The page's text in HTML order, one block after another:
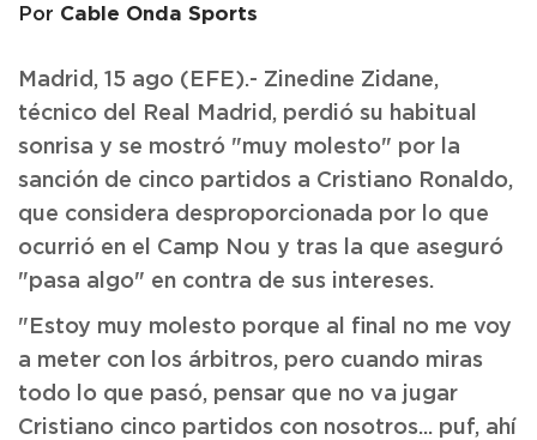
Por Cable Onda Sports
Madrid, 15 ago (EFE).- Zinedine Zidane,
técnico del Real Madrid, perdió su habitual
sonrisa y se mostró "muy molesto" por la
sanción de cinco partidos a Cristiano Ronaldo,
que considera desproporcionada por lo que
ocurrió en el Camp Nou y tras la que aseguró
"pasa algo" en contra de sus intereses.
"Estoy muy molesto porque al final no me voy
a meter con los árbitros, pero cuando miras
todo lo que pasó, pensar que no va jugar
Cristiano cinco partidos con nosotros... puf, ahí